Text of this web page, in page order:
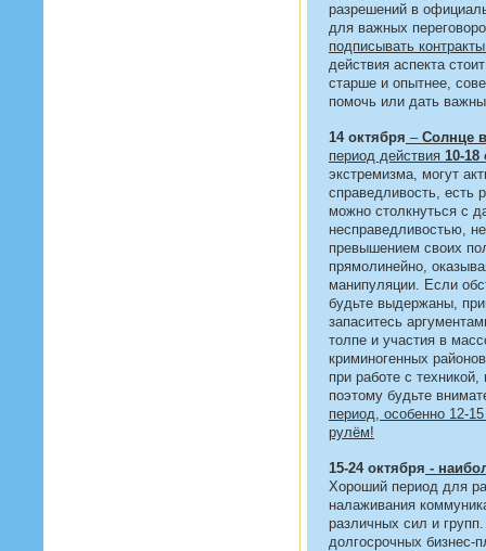
разрешений в
для важных
подписывать
действия аспекта
старше и опытнее,
помочь или дать
14 октября – Солнце
период действия 10-18
экстремизма, могут
справедливость, есть
можно столкнуться с
несправедливостью,
превышением своих
прямолинейно,
манипуляции. Если
будьте выдержаны,
запаситесь
толпе и участия в
криминогенных
при работе с техникой,
поэтому будьте
период, особенно 12-
рулём!
15-24 октября -
Хороший период для
налаживания
различных сил и
долгосрочных бизнес-